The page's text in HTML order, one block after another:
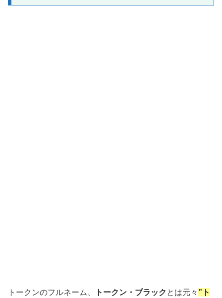
トークンのフルネーム、 トークン・ブラック とは元々 ”ト